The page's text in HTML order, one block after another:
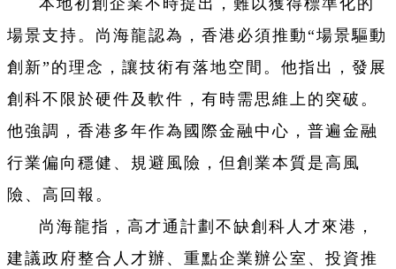
本地初創企業不時提出，難以獲得標準化的
場景支持。尚海龍認為，香港必須推動“場景驅動
創新”的理念，讓技術有落地空間。他指出，發展
創科不限於硬件及軟件，有時需思維上的突破。
他強調，香港多年作為國際金融中心，普遍金融
行業偏向穩健、規避風險，但創業本質是高風
險、高回報。
尚海龍指，高才通計劃不缺創科人才來港，
建議政府整合人才辦、重點企業辦公室、投資推